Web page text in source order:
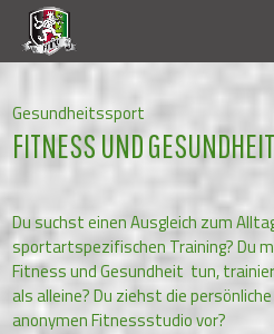
Gesundheitssport
FITNESS UND
Du suchst einen Ausgleich zum
sportartspezifischen Training? Du
Fitness und Gesundheit tun,
als alleine? Du ziehst die
anonymen Fitnessstudio vor?